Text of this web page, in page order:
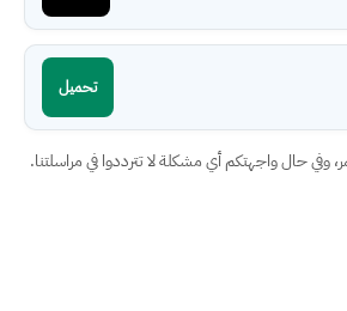
تحميل
وفي حال واجهتكم أي مشكلة لا تترددوا في مراسلتنا.